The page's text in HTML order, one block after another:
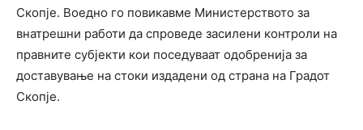
Скопје. Воедно го повикавме Министерството за
внатрешни работи да спроведе засилени контроли на
правните субјекти кои поседуваат одобренија за
доставување на стоки издадени од страна на Градот
Скопје.